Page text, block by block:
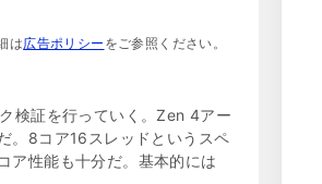
は広告ポリシー をご参照ください。
検証を行っていく。Zen 4アー
。8コア16スレッドというスペ
ア性能も十分だ。基本的には